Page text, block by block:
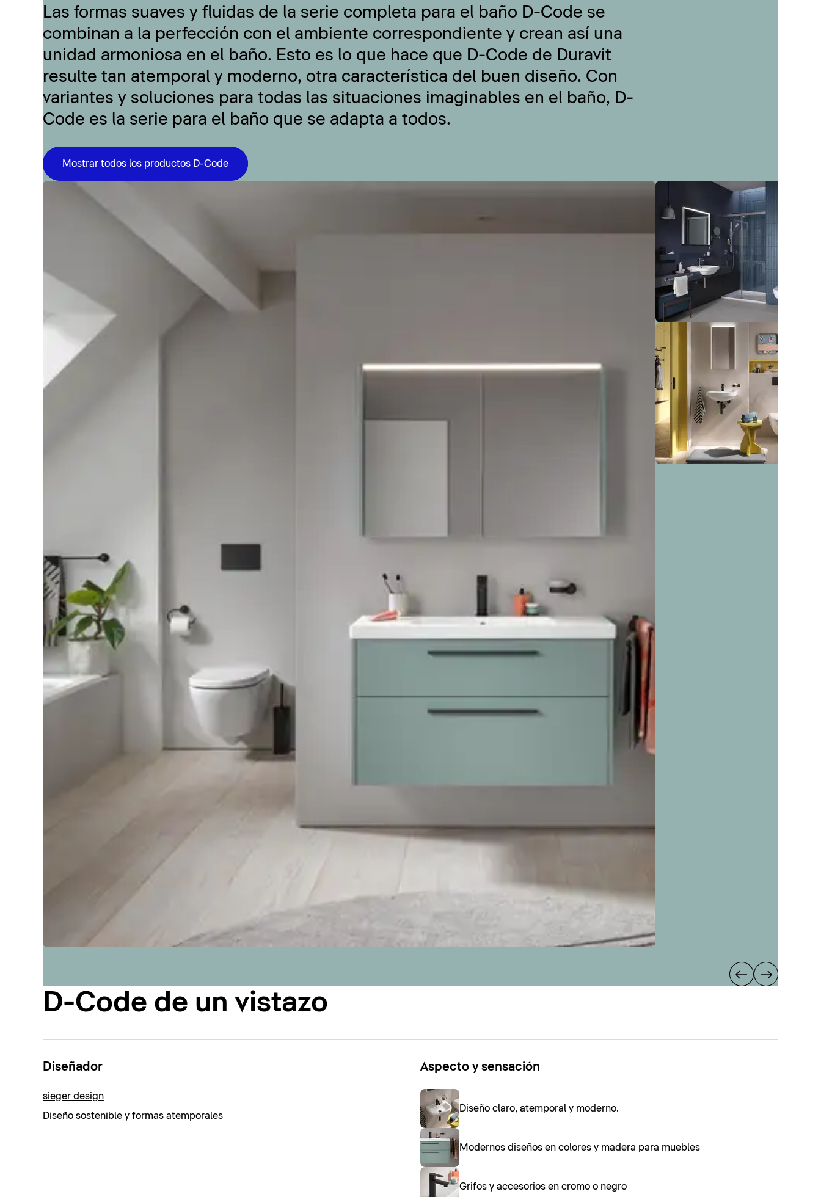
Las formas suaves y fluidas de la serie completa para el baño D-Code se
combinan a la perfección con el ambiente correspondiente y crean así una
unidad armoniosa en el baño. Esto es lo que hace que D-Code de Duravit
resulte tan atemporal y moderno, otra característica del buen diseño. Con
variantes y soluciones para todas las situaciones imaginables en el baño, D-
Code es la serie para el baño que se adapta a todos.
Mostrar todos los productos D-Code
D-Code de un vistazo
Diseñador
sieger design
Diseño sostenible y formas atemporales
Aspecto y sensación
Diseño claro, atemporal y moderno.
Modernos diseños en colores y madera para muebles
Grifos y accesorios en cromo o negro